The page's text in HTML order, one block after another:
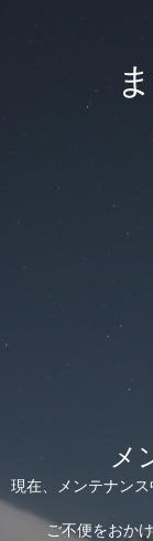
メ
現在、メンテナン
ご不便をおか